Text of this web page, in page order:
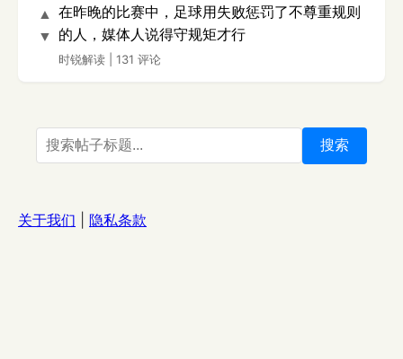
▲
▼
在昨晚的比赛中，足球用失败惩罚了不尊重规则
的人，媒体人说得守规矩才行
时锐解读 131 评论
搜索
关于我们 隐私条款